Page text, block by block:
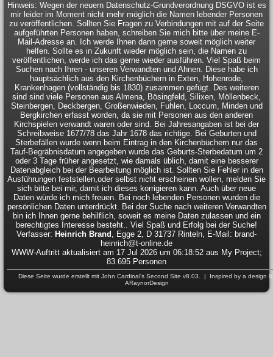
Hinweis: Wegen der neuern Datenschutz-Grundverordnung DSGVO ist es
mir leider im Moment nicht mehr möglich die Namen lebender Personen
zu veröffentlichen. Sollten Sie Fragen zu Verbindungen mit auf der Seite
aufgeführten Personen haben, schreiben Sie mich bitte über meine E-
Mail-Adresse an. Ich werde Ihnen dann gerne soweit möglich weiter
helfen. Sollte es in Zukunft wieder möglich sein, die Namen zu
veröffentlichen, werde ich das gerne wieder ausführen. Viel Spaß beim
Suchen nach Ihren - unseren Verwandten und Ahnen. Diese habe ich
hauptsächlich aus den Kirchenbüchern in Exten, Hohenrode,
Krankenhagen (vollständig bis 1830) zusammen gefügt. Des weiteren
sind sind viele Personen aus Almena, Bösingfeld, Silixen, Möllenbeck,
Steinbergen, Deckbergen, Großenwieden, Fuhlen, Loccum, Minden und
Bergkirchen erfasst worden, da sie mit Personen aus den anderen
Kirchspielen verwandt waren oder sind. Bei Jahresangaben ist bei der
Schreibweise 1677/78 das Jahr 1678 das richtige. Bei Geburten und
Sterbefällen wurde wenn beim Eintrag in den Kirchenbüchern nur das
Tauf-Begräbnisdatum angegeben wurde das Geburts-Sterbedatum um 2
oder 3 Tage früher angesetzt, wie damals üblich, damit eine besserer
Datenabgleich bei der Bearbeitung möglich ist. Sollten Sie Fehler in den
Ausführungen feststellen,oder selbst nicht erscheinen wollen, melden Sie
sich bitte bei mir, damit ich dieses korrigieren kann. Auch über neue
Daten würde ich mich freuen. Bei noch lebenden Personen wurden die
persönlichen Daten unterdrückt. Bei der Suche nach weiteren Verwandten
bin ich Ihnen gerne behilflich, soweit es meine Daten zulassen und ein
berechtigtes Interesse besteht.. Viel Spaß und Erfolg bei der Suche!
Verfasser: Heinrich Brand , Egge 2, D 31737 Rinteln, E-Mail: brand-
heinrich@t-online.de
WWW-Auftritt aktualisiert am 17 Jul 2026 um 06:18:52 aus My Project;
83.695 Personen
Diese Seite wurde erstellt mit John Cardinal's Second Site v8.03. | Inspired by a design
ARaynorDesign